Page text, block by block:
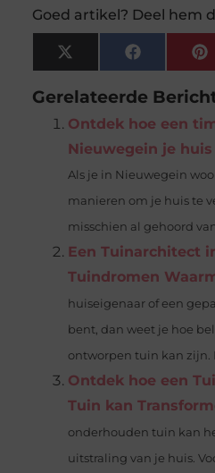
Goed artikel? Deel hem
X
(Twitter)
Facebook
Gerelateerde
Ontdek hoe een
Nieuwegein je
Als je in Nieuwegein
manieren om je huis te
misschien al gehoord
Een Tuinarchitect
Tuindromen
huiseigenaar of een
bent, dan weet je hoe
ontworpen tuin kan zijn.
Ontdek hoe een
Tuin kan
onderhouden tuin kan
uitstraling van je huis.